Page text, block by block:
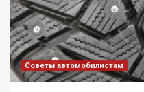
Советы автомобилистам